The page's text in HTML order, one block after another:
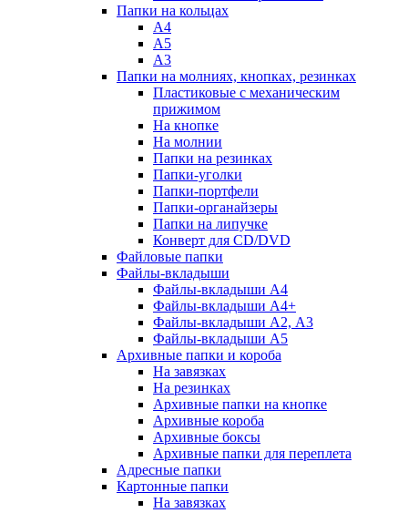
Папки на кольцах
А4
А5
А3
Папки на молниях, кнопках, резинках
Пластиковые с механическим
прижимом
На кнопке
На молнии
Папки на резинках
Папки-уголки
Папки-портфели
Папки-органайзеры
Папки на липучке
Конверт для CD/DVD
Файловые папки
Файлы-вкладыши
Файлы-вкладыши А4
Файлы-вкладыши А4+
Файлы-вкладыши А2, А3
Файлы-вкладыши А5
Архивные папки и короба
На завязках
На резинках
Архивные папки на кнопке
Архивные короба
Архивные боксы
Архивные папки для переплета
Адресные папки
Картонные папки
На завязках